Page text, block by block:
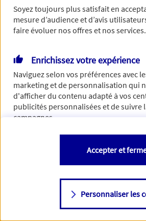
Soyez toujours plus satisfait en
mesure d’audience et d’avis
faire évoluer nos offres et nos services.
Enrichissez votre expérience
Naviguez selon vos préférences avec
marketing et de personnalisation qui
d'afficher du contenu adapté à vos
publicités personnalisées et de suivre
campagnes.
Vous êtes libre de les accepter, de les
changer d'avis à tout moment en allant
Consulter notre politique decookies
Personnaliser les
Accepter et